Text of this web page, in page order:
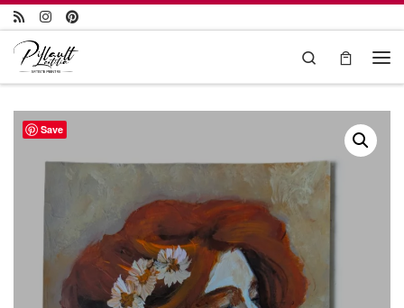
Passer au contenu
Search
Save